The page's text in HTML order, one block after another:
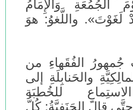
الْجُمُعَةِ وَالْإِمَامُ
واللَّغوُ: هوَ
جُمهورُ الفُقَهاءِ من
والحَنابِلَةِ إلى
للخُطبَةِ
قالَ الحَنَفِيَّةُ: كُلُّ